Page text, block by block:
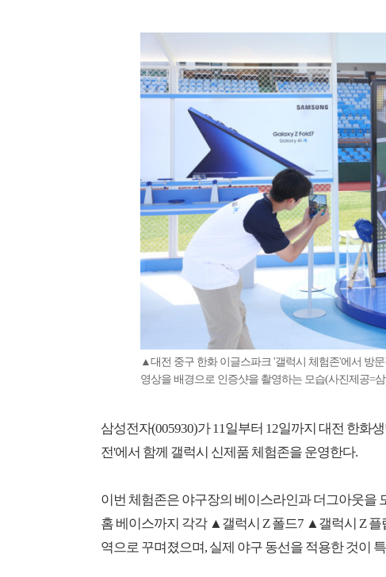
▲대전 중구 한화 이글스파크 '갤럭시 체험존'에서 방
영상을 배경으로 인증샷을 촬영하는 모습(사진제공=
삼성전자(005930)가 11일부터 12일까지 대전 한화
전'에서 함께 갤럭시 신제품 체험존을 운영한다.
이번 체험존은 야구장의 베이스라인과 더그아웃을
홈 베이스까지 각각 ▲갤럭시 Z 폴드7 ▲갤럭시 Z
역으로 꾸며졌으며, 실제 야구 동선을 적용한 것이